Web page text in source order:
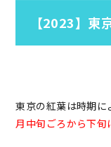
【2023】東
東京の紅葉は時期に
月中旬ごろから下旬